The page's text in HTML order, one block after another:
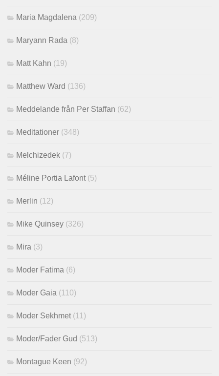
Maria Magdalena (209)
Maryann Rada (8)
Matt Kahn (19)
Matthew Ward (136)
Meddelande från Per Staffan (62)
Meditationer (348)
Melchizedek (7)
Méline Portia Lafont (5)
Merlin (12)
Mike Quinsey (326)
Mira (3)
Moder Fatima (6)
Moder Gaia (110)
Moder Sekhmet (11)
Moder/Fader Gud (513)
Montague Keen (92)